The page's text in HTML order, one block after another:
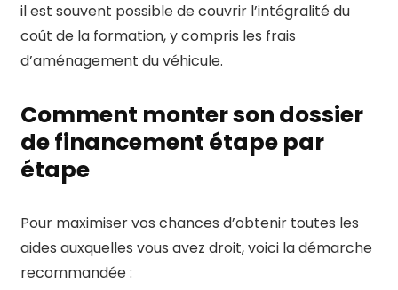
il est souvent possible de couvrir l’intégralité du
coût de la formation, y compris les frais
d’aménagement du véhicule.
Comment monter son dossier
de financement étape par
étape
Pour maximiser vos chances d’obtenir toutes les
aides auxquelles vous avez droit, voici la démarche
recommandée :